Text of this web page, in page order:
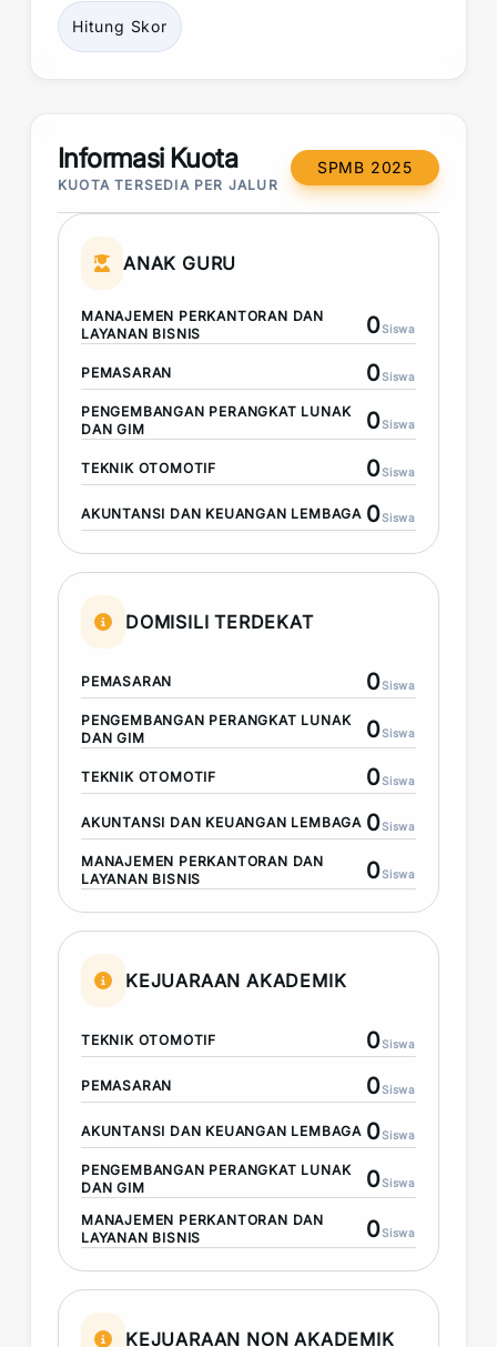
Hitung Skor
Informasi Kuota
KUOTA TERSEDIA PER JALUR
SPMB 2025
ANAK GURU
MANAJEMEN PERKANTORAN DAN
LAYANAN BISNIS
0Siswa
PEMASARAN 0Siswa
PENGEMBANGAN PERANGKAT LUNAK
DAN GIM
0Siswa
TEKNIK OTOMOTIF 0Siswa
AKUNTANSI DAN KEUANGAN LEMBAGA 0Siswa
DOMISILI TERDEKAT
PEMASARAN 0Siswa
PENGEMBANGAN PERANGKAT LUNAK
DAN GIM
0Siswa
TEKNIK OTOMOTIF 0Siswa
AKUNTANSI DAN KEUANGAN LEMBAGA 0Siswa
MANAJEMEN PERKANTORAN DAN
LAYANAN BISNIS
0Siswa
KEJUARAAN AKADEMIK
TEKNIK OTOMOTIF 0Siswa
PEMASARAN 0Siswa
AKUNTANSI DAN KEUANGAN LEMBAGA 0Siswa
PENGEMBANGAN PERANGKAT LUNAK
DAN GIM
0Siswa
MANAJEMEN PERKANTORAN DAN
LAYANAN BISNIS
0Siswa
KEJUARAAN NON AKADEMIK